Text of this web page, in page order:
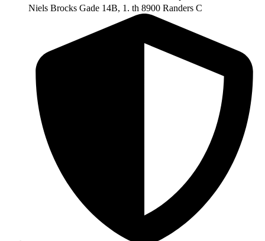
Niels Brocks Gade 14B, 1. th 8900 Randers C